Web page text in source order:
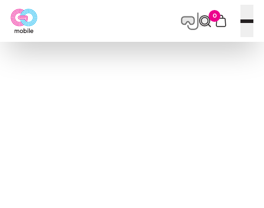
פתח תפריט
0